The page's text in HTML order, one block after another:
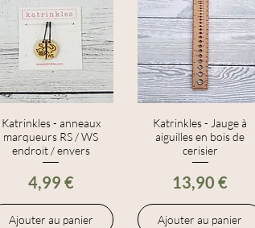
Aperçu rapide
Katrinkles - anneaux
marqueurs RS / WS
endroit / envers
Prix
4,99 €
Ajouter au panier
Aperçu rapide
Katrinkles - Jauge à
aiguilles en bois de
cerisier
Prix
13,90 €
Ajouter au panier